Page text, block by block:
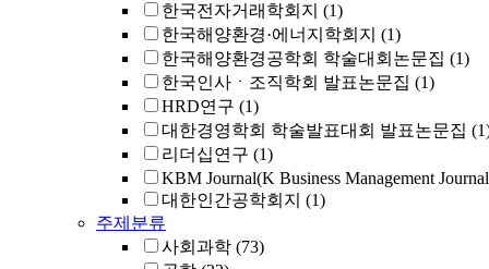
한국전자거래학회지 (1)
한국해양환경·에너지학회지 (1)
한국해양환경공학회 학술대회논문집 (1)
한국인사ㆍ조직학회 발표논문집 (1)
HRD연구 (1)
대한경영학회 학술발표대회 발표논문집
리더십연구 (1)
KBM Journal(K Business Management
대한인간공학회지 (1)
주제분류
사회과학 (73)